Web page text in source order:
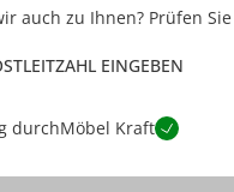
auch zu Ihnen? Prüfen
EINGEBEN
durchMöbel Kraft